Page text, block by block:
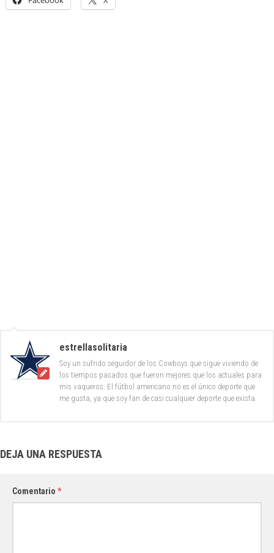
estrellasolitaria
Soy un sufrido seguidor de los Cowboys que sigue viviendo de
los tiempos pasados que fueron mejores que los actuales para
mis vaqueros. El fútbol americano no es el único deporte que
me gusta, ya que soy fan de casi cualquier deporte que exista.
DEJA UNA RESPUESTA
Comentario *